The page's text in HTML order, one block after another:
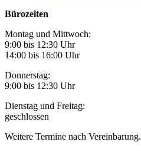
Bürozeiten
Montag und Mittwoch:
9:00 bis 12:30 Uhr
14:00 bis 16:00 Uhr
Donnerstag:
9:00 bis 12:30 Uhr
Dienstag und Freitag:
geschlossen
Weitere Termine nach Vereinbarung.